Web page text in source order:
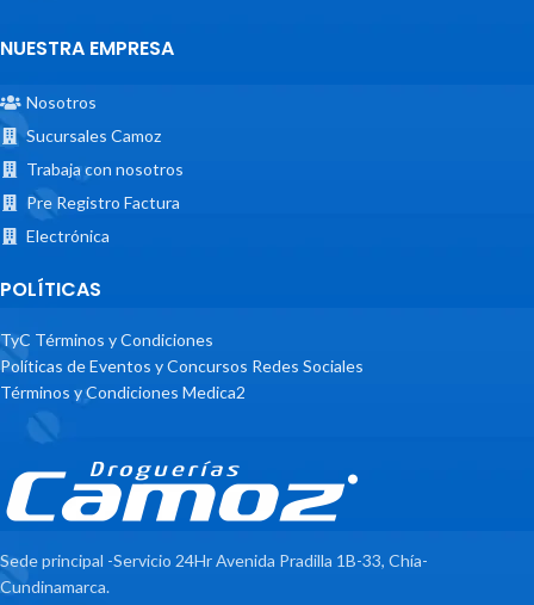
NUESTRA EMPRESA
Nosotros
Sucursales Camoz
Trabaja con nosotros
Pre Registro Factura
Electrónica
POLÍTICAS
TyC Términos y Condiciones
Políticas de Eventos y Concursos Redes Sociales
Términos y Condiciones Medica2
Sede principal -Servicio 24Hr Avenida Pradilla 1B-33, Chía-
Cundinamarca.